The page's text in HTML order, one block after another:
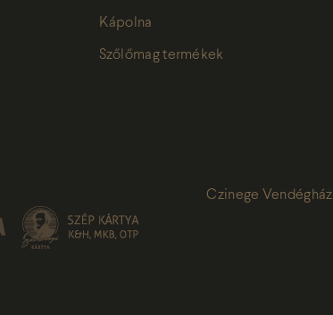
Kápolna
Szőlőmag termékek
Czinege Vendégház